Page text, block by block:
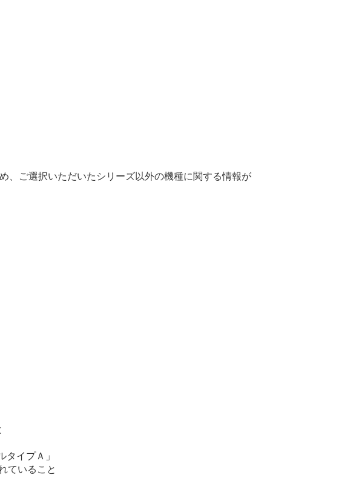
、ご選択いただいたシリーズ以外の機種に関する情報が
イプＡ」
ていること